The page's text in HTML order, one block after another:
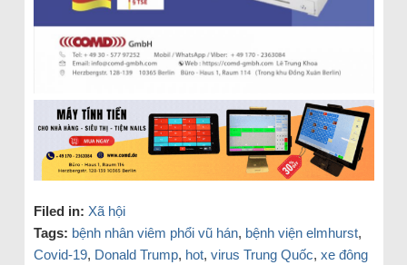
Filed in: Xã hội
Tags: bệnh nhân viêm phổi vũ hán, bệnh viện elmhurst,
Covid-19, Donald Trump, hot, virus Trung Quốc, xe đông